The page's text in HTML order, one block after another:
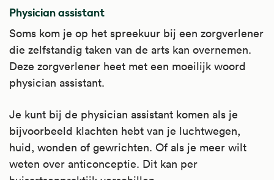
Physician assistant
Soms kom je op het spreekuur bij een zorgverlener
die zelfstandig taken van de arts kan overnemen.
Deze zorgverlener heet met een moeilijk woord
physician assistant.
Je kunt bij de physician assistant komen als je
bijvoorbeeld klachten hebt van je luchtwegen,
huid, wonden of gewrichten. Of als je meer wilt
weten over anticonceptie. Dit kan per